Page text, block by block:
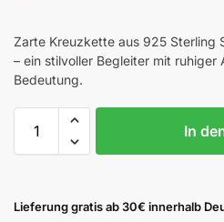
Zarte Kreuzkette aus 925 Sterling
– ein stilvoller Begleiter mit ruhiger
Bedeutung.
In
Lieferung gratis ab 30€ innerhalb